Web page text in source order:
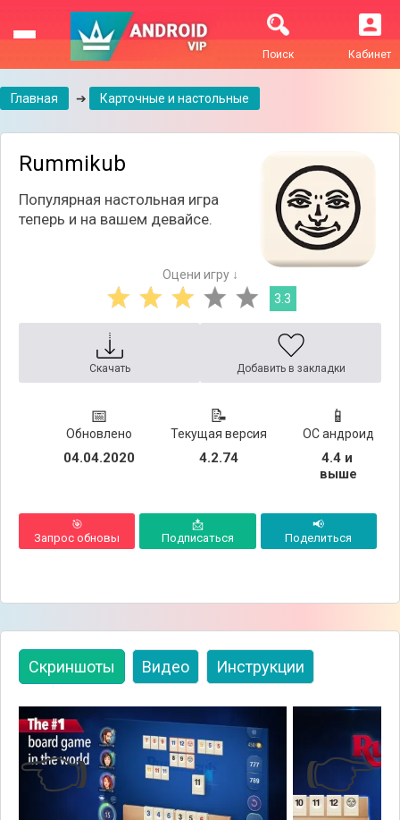
Кабинет
Поиск
Главная ➔ Карточные и настольные
Rummikub
Популярная настольная игра
теперь и на вашем девайсе.
Оцени игру ↓
3.3
Скачать Добавить в закладки
📅
Обновлено
04.04.2020
📝
Текущая версия
4.2.74
📱
ОС андроид
4.4 и
выше
🎯
Запрос обновы
📩
Подписаться
📢
Поделиться
Скриншоты Видео Инструкции
👈 👉